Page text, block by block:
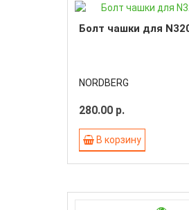
Болт чашки для
NORDBERG
280.00 р.
В корзину